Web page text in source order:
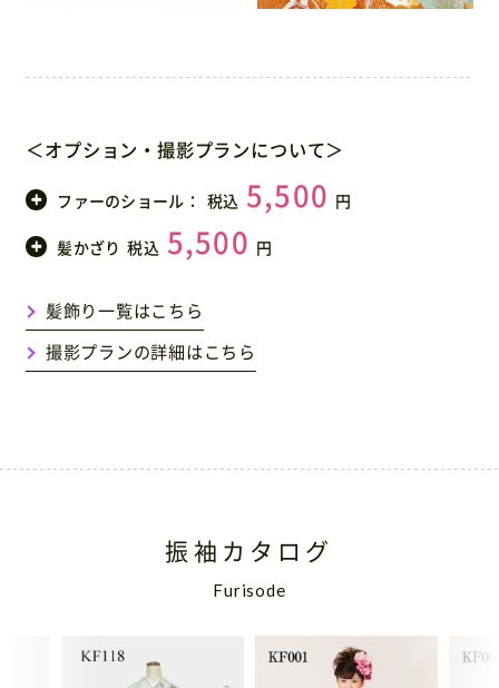
＜オプション・撮影プランについて＞
ファーのショール： 税込 5,500 円
髪かざり 税込 5,500 円
髪飾り一覧はこちら
撮影プランの詳細はこちら
振袖カタログ